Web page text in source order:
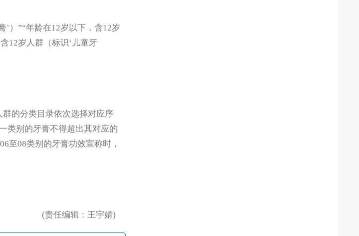
）”“年龄在12岁以下，含12岁
12岁人群（标识‘儿童牙
的分类目录依次选择对应序
类别的牙膏不得超出其对应的
至08类别的牙膏功效宣称时，
(责任编辑：王宇婧)